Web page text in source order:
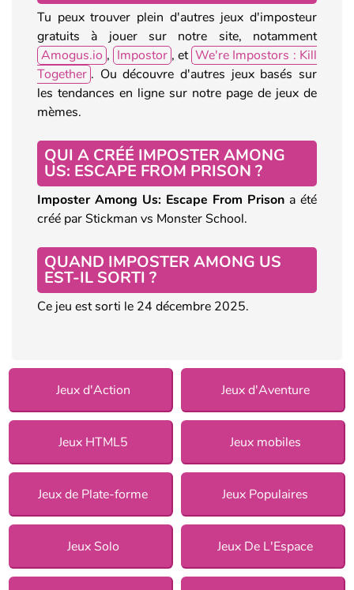
Tu peux trouver plein d'autres jeux d'imposteur
gratuits à jouer sur notre site, notamment
Amogus.io , Impostor , et We're Impostors : Kill
Together . Ou découvre d'autres jeux basés sur
les tendances en ligne sur notre page de jeux de
mèmes.
QUI A CRÉÉ IMPOSTER AMONG
US: ESCAPE FROM PRISON ?
Imposter Among Us: Escape From Prison a été
créé par Stickman vs Monster School.
QUAND IMPOSTER AMONG US
EST-IL SORTI ?
Ce jeu est sorti le 24 décembre 2025.
Jeux d'Action Jeux d'Aventure
Jeux HTML5 Jeux mobiles
Jeux de Plate-forme Jeux Populaires
Jeux Solo Jeux De L'Espace